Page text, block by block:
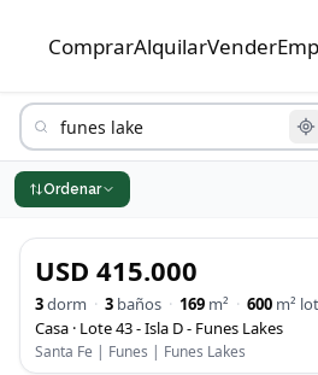
ComprarAlquilarVender
Propiedades en venta y alquiler en
Ordenar
VENTA
USD 415.000
3dorm · 3 baños · 169 m² · 600 m²
Casa · Lote 43 - Isla D - Funes Lakes
Santa Fe | Funes | Funes Lakes